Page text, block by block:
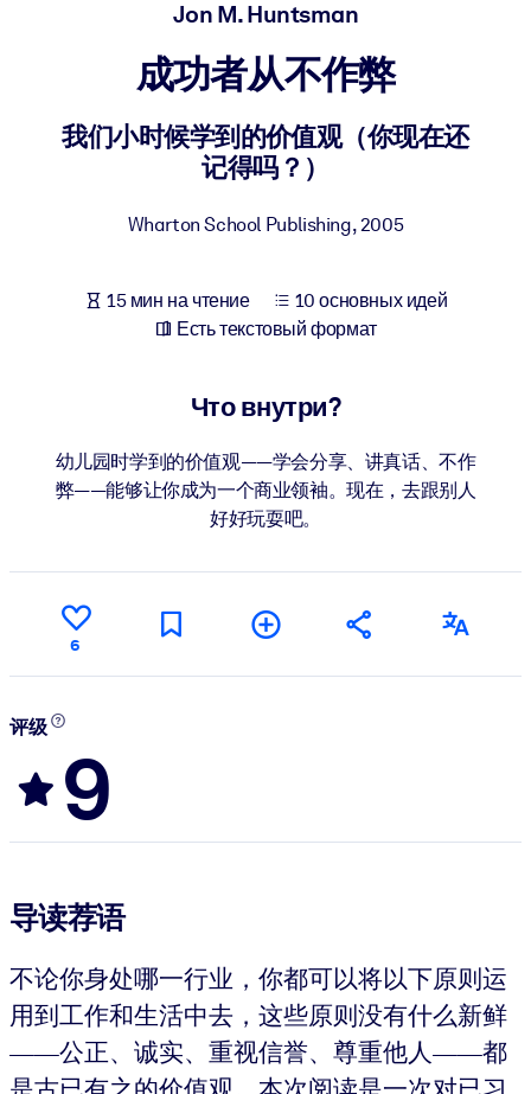
ПО СИСТЕМАМ
Интегрируйте краткие проверенные знания в вашу LMS/LXP для
лучших результатов обучения.
Для корпоративных библиотек
Для ИИ-систем
Jon M. Huntsman
成功者从不作弊
我们小时候学到的价值观（你现在还
记得吗？）
Wharton School Publishing,2005
15 мин на чтение
10 основных идей
Есть текстовый формат
Что внутри?
幼儿园时学到的价值观——学会分享、讲真话、不作
弊——能够让你成为一个商业领袖。现在，去跟别人
好好玩耍吧。
6
评级
9
导读荐语
不论你身处哪一行业，你都可以将以下原则运
用到工作和生活中去，这些原则没有什么新鲜
——公正、诚实、重视信誉、尊重他人——都